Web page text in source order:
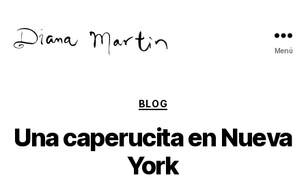
Menú
Categorías
BLOG
Una caperucita en Nueva
York